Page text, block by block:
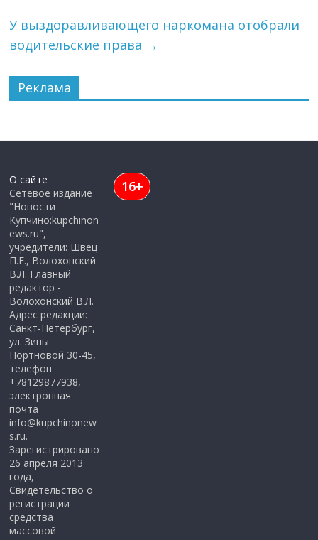
У выздоравливающего наркомана отобрали
водительские права →
Реклама
О сайте
Сетевое издание
"Новости
Купчино:kupchinon
ews.ru",
учредители: Швец
П.Е., Волохонский
В.Л. Главный
редактор -
Волохонский В.Л.
Адрес редакции:
Санкт-Петербург,
ул. Зины
Портновой 30-45,
телефон
+78129877938,
электронная
почта
info@kupchinonew
s.ru.
Зарегистрировано
26 апреля 2013
года,
Свидетельство о
регистрации
средства
массовой
16+